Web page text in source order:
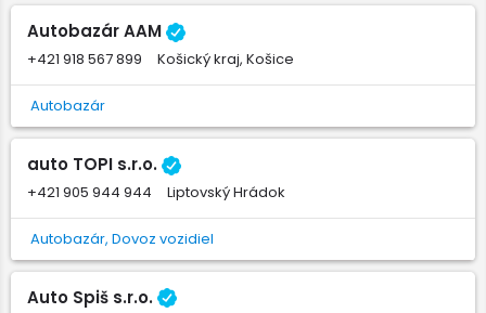
Autobazár AAM
+421 918 567 899 Košický kraj, Košice
Autobazár
auto TOPI s.r.o.
+421 905 944 944 Liptovský Hrádok
Autobazár, Dovoz vozidiel
Auto Spiš s.r.o.